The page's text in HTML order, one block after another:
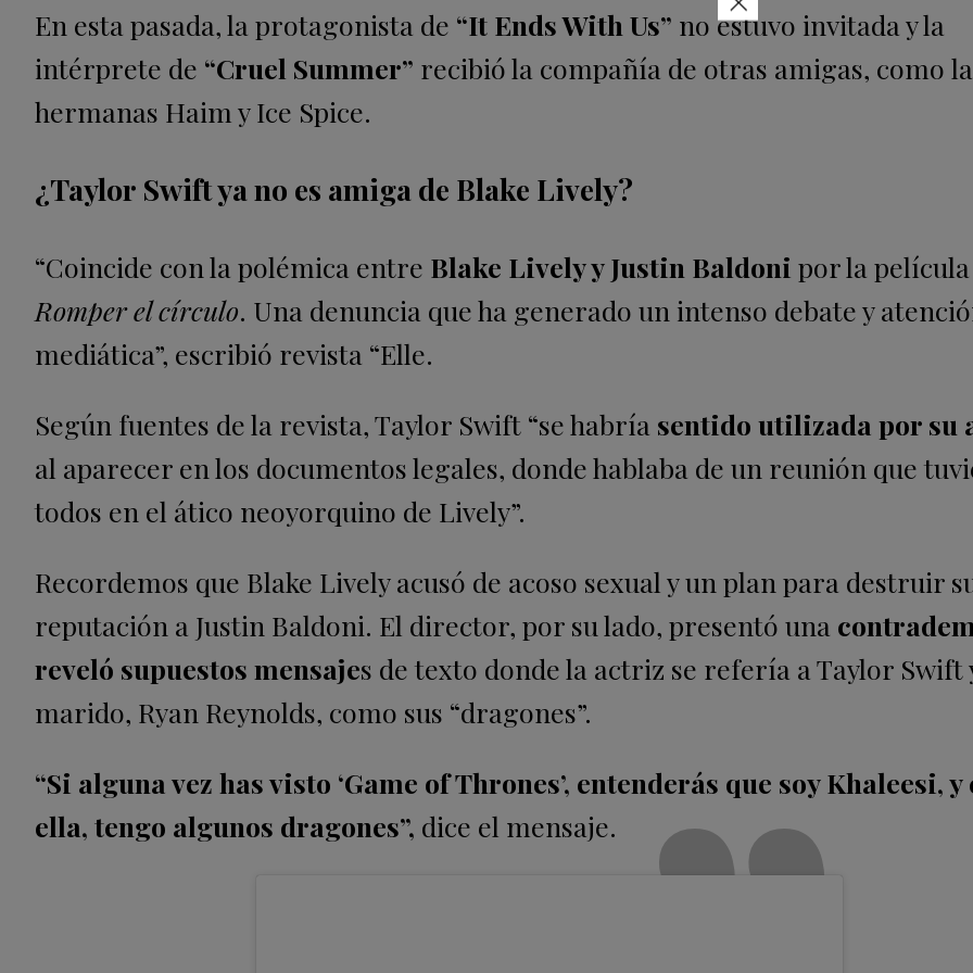
En esta pasada, la protagonista de “It Ends With Us” no estuvo invitada y la
intérprete de “Cruel Summer” recibió la compañía de otras amigas, como
hermanas Haim y Ice Spice.
¿Taylor Swift ya no es amiga de Blake Lively?
“Coincide con la polémica entre Blake Lively y Justin Baldoni por la película
Romper el círculo. Una denuncia que ha generado un intenso debate y
mediática”, escribió revista “Elle.
Según fuentes de la revista, Taylor Swift “se habría sentido utilizada por su
al aparecer en los documentos legales, donde hablaba de un reunión que
todos en el ático neoyorquino de Lively”.
Recordemos que Blake Lively acusó de acoso sexual y un plan para destruir
reputación a Justin Baldoni. El director, por su lado, presentó una
reveló supuestos mensajes de texto donde la actriz se refería a Taylor Swift
marido, Ryan Reynolds, como sus “dragones”.
“Si alguna vez has visto ‘Game of Thrones’, entenderás que soy Khaleesi, y
ella, tengo algunos dragones”, dice el mensaje.